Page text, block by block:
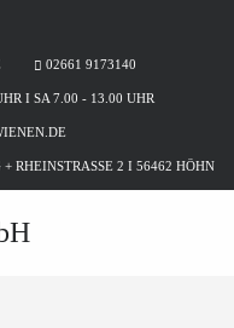
02661 9173140
I SA 7.00 - 13.00 UHR
2 I 56462 HÖHN